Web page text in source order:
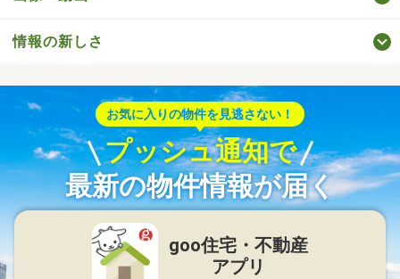
情報の新しさ
お気に入りの物件を見逃さない！
プッシュ通知で
最新の物件情報が届く
goo住宅・不動産
アプリ